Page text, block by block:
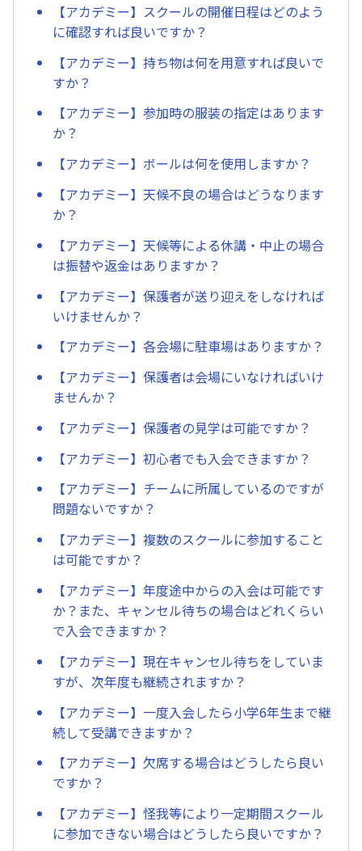
【アカデミー】スクールの開催日程はどのよう
に確認すれば良いですか？
【アカデミー】持ち物は何を用意すれば良いで
すか？
【アカデミー】参加時の服装の指定はあります
か？
【アカデミー】ボールは何を使用しますか？
【アカデミー】天候不良の場合はどうなります
か？
【アカデミー】天候等による休講・中止の場合
は振替や返金はありますか？
【アカデミー】保護者が送り迎えをしなければ
いけませんか？
【アカデミー】各会場に駐車場はありますか？
【アカデミー】保護者は会場にいなければいけ
ませんか？
【アカデミー】保護者の見学は可能ですか？
【アカデミー】初心者でも入会できますか？
【アカデミー】チームに所属しているのですが
問題ないですか？
【アカデミー】複数のスクールに参加すること
は可能ですか？
【アカデミー】年度途中からの入会は可能です
か？また、キャンセル待ちの場合はどれくらい
で入会できますか？
【アカデミー】現在キャンセル待ちをしていま
すが、次年度も継続されますか？
【アカデミー】一度入会したら小学6年生まで継
続して受講できますか？
【アカデミー】欠席する場合はどうしたら良い
ですか？
【アカデミー】怪我等により一定期間スクール
に参加できない場合はどうしたら良いですか？